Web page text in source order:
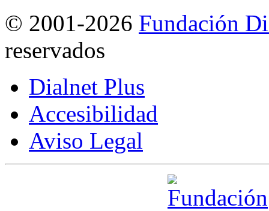
© 2001-2026 Fundación
reservados
Dialnet Plus
Accesibilidad
Aviso Legal